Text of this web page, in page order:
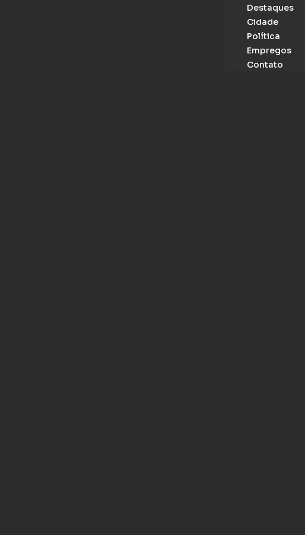
Destaques
Cidade
Política
Empregos
Contato